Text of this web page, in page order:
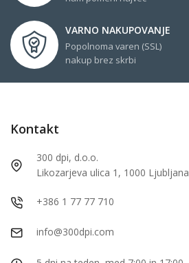
VARNO NAKUPOVANJE
Popolnoma varen (SSL)
nakup brez skrbi
Kontakt
300 dpi, d.o.o.
Likozarjeva ulica 1, 1000 Ljubljana
+386 1 77 77 710
info@300dpi.com